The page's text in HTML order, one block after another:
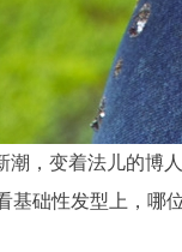
潮，变着法儿的博
基础性发型上，哪